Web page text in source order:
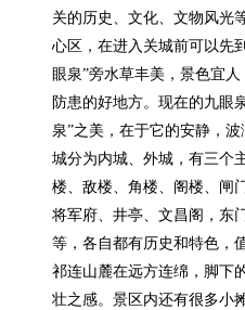
关的历史、文化、文物风光
心区，在进入关城前可以先
眼泉”旁水草丰美，景色宜
防患的好地方。现在的九眼
泉”之美，在于它的安静，
城分为内城、外城，有三个
楼、敌楼、角楼、阁楼、闸
将军府、井亭、文昌阁，东
等，各自都有历史和特色，
祁连山麓在远方连绵，脚下
壮之感。景区内还有很多小